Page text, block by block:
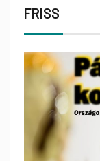
FRISS